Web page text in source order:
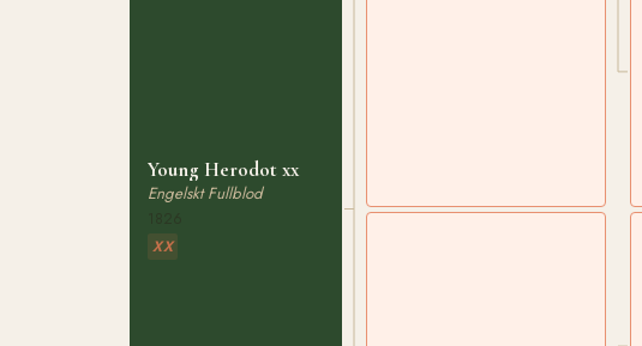
Young Herodot xx
Engelskt Fullblod
XX